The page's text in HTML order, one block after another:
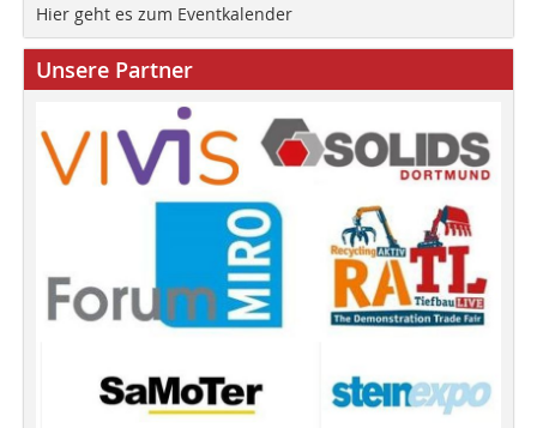
Hier geht es zum Eventkalender
Unsere Partner